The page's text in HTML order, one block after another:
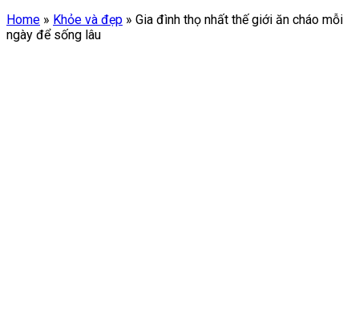
Home » Khỏe và đẹp » Gia đình thọ nhất thế giới ăn cháo mỗi
ngày để sống lâu